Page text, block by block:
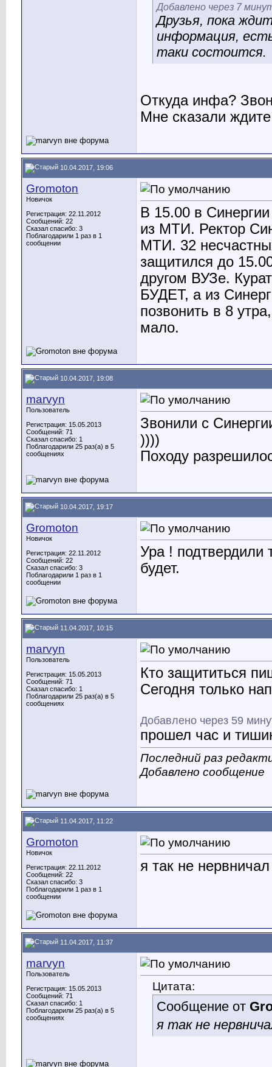
Добавлено через 7
Друзья, пока
информация,
таки состоится.
Откуда инфа?
Мне сказали
10.04.2017, 19:06
Gromoton
Новичок
Регистрация: 22.11.2012
Сообщений: 22
Сказал спасибо: 3
Поблагодарили 1 раз в 1
сообщении
В 15.00 в
из МТИ. Ректор
МТИ. 32
защитился до
другом ВУЗе.
БУДЕТ, а из
позвонить в 8
мало.
10.04.2017, 19:08
marvyn
Пользователь
Регистрация: 15.05.2013
Сообщений: 71
Сказал спасибо: 1
Поблагодарили 25 раз(а) в 5
сообщениях
Звонили с
))))
Походу
10.04.2017, 19:17
Gromoton
Новичок
Регистрация: 22.11.2012
Сообщений: 22
Сказал спасибо: 3
Поблагодарили 1 раз в 1
сообщении
Ура ! подтвердили
будет.
11.04.2017, 10:15
marvyn
Пользователь
Регистрация: 15.05.2013
Сообщений: 71
Сказал спасибо: 1
Поблагодарили 25 раз(а) в 5
сообщениях
Кто защититься
Сегодня только
Добавлено через 59
прошел час и
Последний раз
Добавлено сообщение
11.04.2017, 11:22
Gromoton
Новичок
Регистрация: 22.11.2012
Сообщений: 22
Сказал спасибо: 3
Поблагодарили 1 раз в 1
сообщении
я так не
11.04.2017, 11:37
marvyn
Пользователь
Регистрация: 15.05.2013
Сообщений: 71
Сказал спасибо: 1
Поблагодарили 25 раз(а) в 5
сообщениях
Цитата:
Сообщение от
я так не